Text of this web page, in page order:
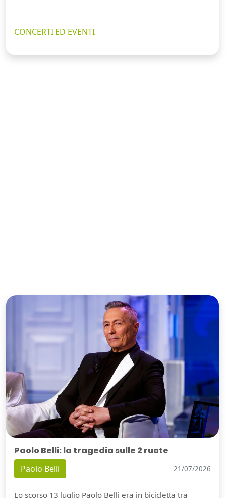
CONCERTI ED EVENTI
Paolo Belli: la tragedia sulle 2 ruote
Paolo Belli 21/07/2026
Lo scorso 13 luglio Paolo Belli era in bicicletta tra